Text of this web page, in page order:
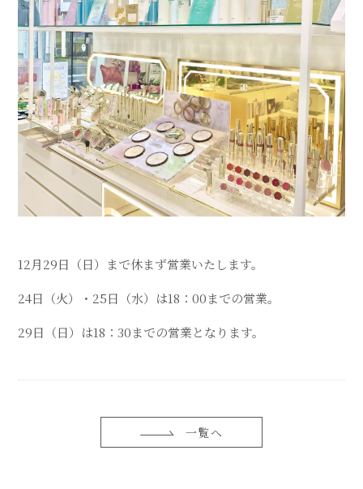
12月29日（日）まで休まず営業いたします。
24日（火）・25日（水）は18：00までの営業。
29日（日）は18：30までの営業となります。
一覧へ